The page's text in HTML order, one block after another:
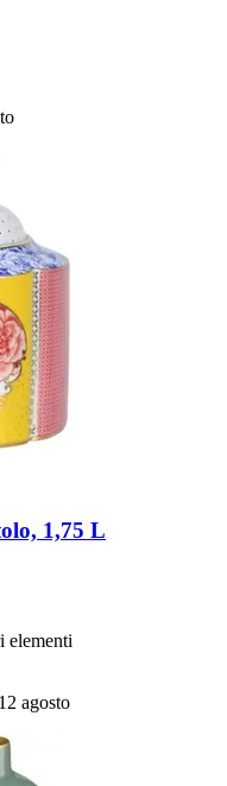
1,75 L
elementi
agosto